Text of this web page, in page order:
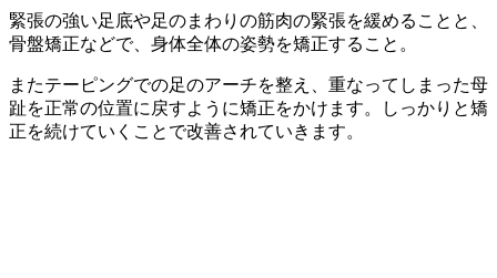
緊張の強い足底や足のまわりの筋肉の緊張を緩めることと、
骨盤矯正などで、身体全体の姿勢を矯正すること。
またテーピングでの足のアーチを整え、重なってしまった母
趾を正常の位置に戻すように矯正をかけます。しっかりと矯
正を続けていくことで改善されていきます。